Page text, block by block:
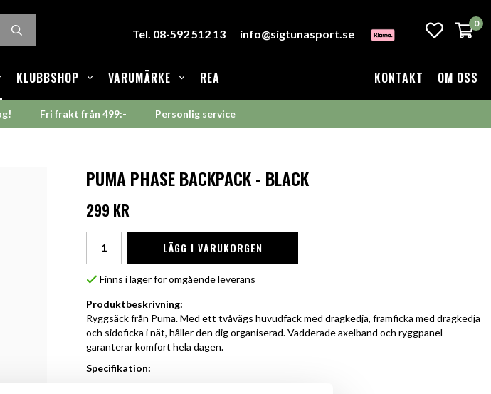
Tel. 08-592 512 13 info@sigtunasport.se
0
KLUBBSHOP VARUMÄRKE REA KONTAKT OM OSS
Fri frakt från 499:- Personlig service
PUMA PHASE BACKPACK - BLACK
299 KR
LÄGG I VARUKORGEN
Finns i lager för omgående leverans
Produktbeskrivning:
Ryggsäck från Puma. Med ett tvåvägs huvudfack med dragkedja, framficka med dragkedja
och sidoficka i nät, håller den dig organiserad. Vadderade axelband och ryggpanel
garanterar komfort hela dagen.
Specifikation: